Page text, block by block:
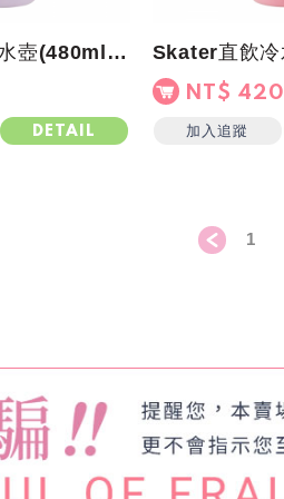
Skater直飲冷水壺(480ml)酷洛米 FANCY
DETAIL
NT$ 420
加入追蹤
1